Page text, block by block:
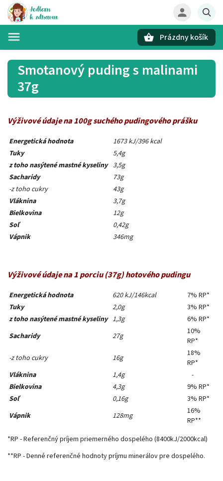
Prázdny košík
Smotanový puding s malinami
37g
Výživové údaje na 100g suchého pudingového prášku
Energetická hodnota
1673 kJ/396 kcal
Tuky
5,4g
z toho nasýtené mastné kyseliny 3,5g
Sacharidy
73g
-z toho cukry
43g
Vláknina
3,7g
Bielkovina
12g
Soľ
0,42g
Vápnik
346mg
Výživové údaje na 1 porciu(37g) hotového pudingu
Energetická hodnota 620 kJ/146kcal
7% RP*
Tuky
2,0g
3% RP*
z toho nasýtené mastné kyseliny 1,3g
6% RP*
Sacharidy
27g
10%
RP*
-z toho cukry
16g
18%
RP*
Vláknina
1,4g
-
Bielkovina
4,3g
9% RP*
Soľ
0,16g
3% RP*
Vápnik
128mg
16%
RP**
*RP - Referenčný príjem priemerného dospelého (8400kJ/2000kcal)
**RP -Denné referenčné hodnoty príjmu minerálov pre dospelého.